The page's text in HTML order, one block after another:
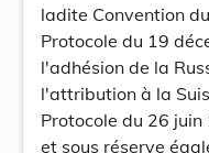
ladite Convention
Protocole du 19
l'adhésion de la
l'attribution à la
Protocole du 26
et sous réserve